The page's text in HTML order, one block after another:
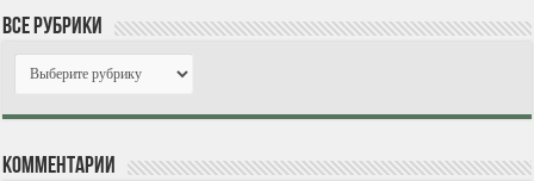
Все рубрики
Комментарии